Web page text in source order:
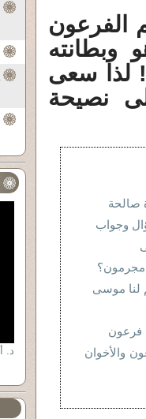
الفرعون
لذا سعى
نصيحة
صالحة
وجواب
مجرمون؟
لنا موسى
فرعون
والأخوان